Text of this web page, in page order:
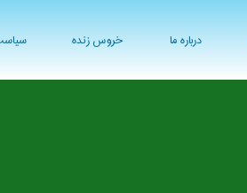
درباره ما خروس زنده